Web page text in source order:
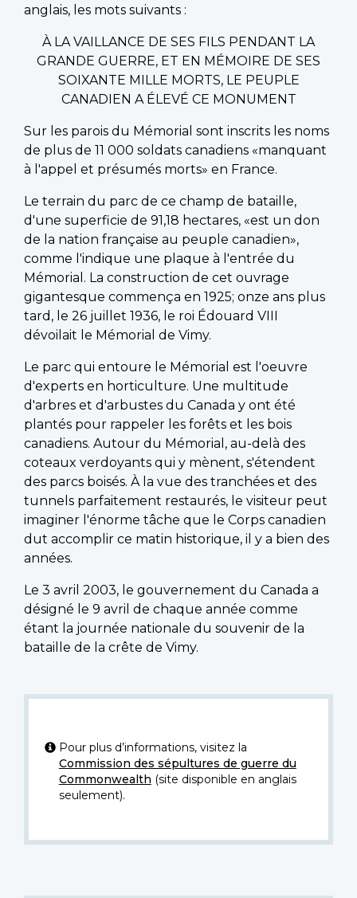
anglais, les mots suivants :
À LA VAILLANCE DE SES FILS PENDANT LA
GRANDE GUERRE, ET EN MÉMOIRE DE SES
SOIXANTE MILLE MORTS, LE PEUPLE
CANADIEN A ÉLEVÉ CE MONUMENT
Sur les parois du Mémorial sont inscrits les noms
de plus de 11 000 soldats canadiens «manquant
à l'appel et présumés morts» en France.
Le terrain du parc de ce champ de bataille,
d'une superficie de 91,18 hectares, «est un don
de la nation française au peuple canadien»,
comme l'indique une plaque à l'entrée du
Mémorial. La construction de cet ouvrage
gigantesque commença en 1925; onze ans plus
tard, le 26 juillet 1936, le roi Édouard VIII
dévoilait le Mémorial de Vimy.
Le parc qui entoure le Mémorial est l'oeuvre
d'experts en horticulture. Une multitude
d'arbres et d'arbustes du Canada y ont été
plantés pour rappeler les forêts et les bois
canadiens. Autour du Mémorial, au-delà des
coteaux verdoyants qui y mènent, s'étendent
des parcs boisés. À la vue des tranchées et des
tunnels parfaitement restaurés, le visiteur peut
imaginer l'énorme tâche que le Corps canadien
dut accomplir ce matin historique, il y a bien des
années.
Le 3 avril 2003, le gouvernement du Canada a
désigné le 9 avril de chaque année comme
étant la journée nationale du souvenir de la
bataille de la crête de Vimy.
Pour plus d’informations, visitez la
Commission des sépultures de guerre du
Commonwealth (site disponible en anglais
seulement).